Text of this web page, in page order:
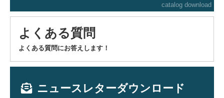
catalog download
よくある質問
よくある質問にお答えします！
ニュースレターダウンロード